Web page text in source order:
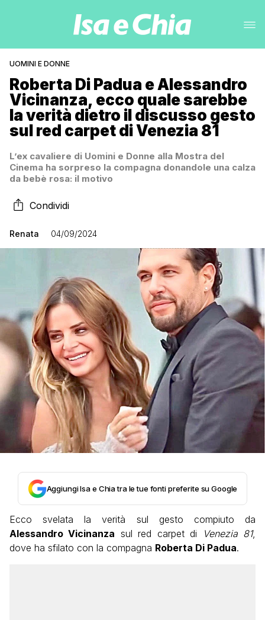
UOMINI E DONNE
Roberta Di Padua e Alessandro
Vicinanza, ecco quale sarebbe
la verità dietro il discusso gesto
sul red carpet di Venezia 81
L’ex cavaliere di Uomini e Donne alla Mostra del
Cinema ha sorpreso la compagna donandole una calza
da bebè rosa: il motivo
Condividi
Renata 04/09/2024
Aggiungi Isa e Chia tra le tue fonti preferite su Google
Ecco svelata la verità sul gesto compiuto da
Alessandro Vicinanza sul red carpet di Venezia 81,
dove ha sfilato con la compagna Roberta Di Padua.